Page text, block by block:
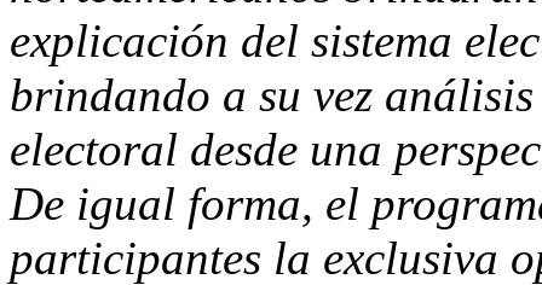
explicación del sistema
brindando a su vez
electoral desde una
De igual forma, el
participantes la exclusiva